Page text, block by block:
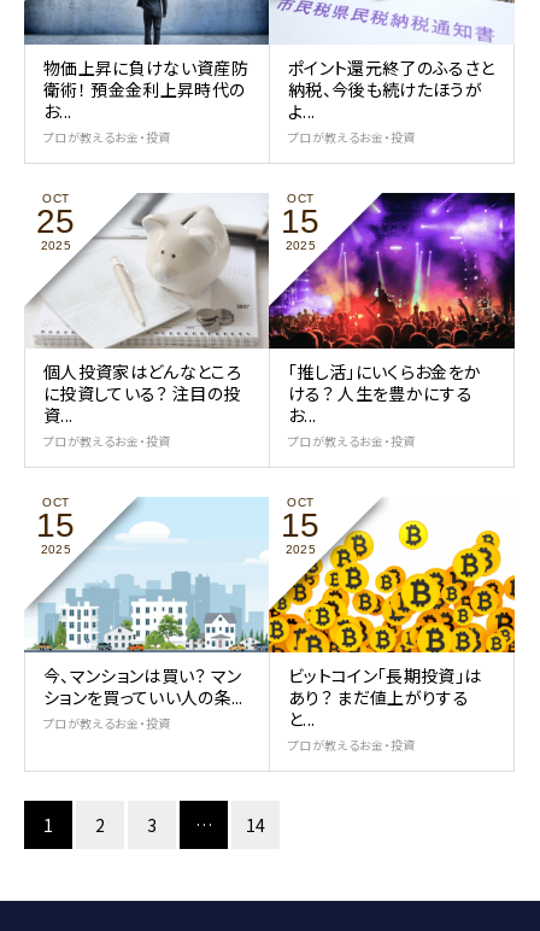
物価上昇に負けない資産防
衛術！ 預金金利上昇時代の
お...
プロが教えるお金・投資
ポイント還元終了のふるさと
納税、今後も続けたほうが
よ...
プロが教えるお金・投資
OCT
25
2025
個人投資家はどんなところ
に投資している？ 注目の投
資...
プロが教えるお金・投資
OCT
15
2025
｢推し活｣にいくらお金をか
ける？ 人生を豊かにする
お...
プロが教えるお金・投資
OCT
15
2025
今、マンションは買い？ マン
ションを買っていい人の条...
プロが教えるお金・投資
OCT
15
2025
ビットコイン「長期投資」は
あり？ まだ値上がりする
と...
プロが教えるお金・投資
1 2 3 … 14